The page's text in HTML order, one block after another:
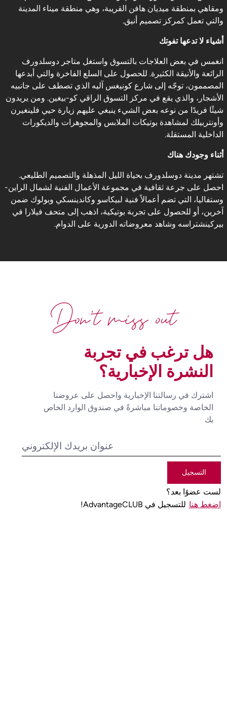
ومقاهي بمنطقة ميديان هافن القريبة، وهي منطقة ميناء المدينة
والتي تعمل كمركز تصميم أنيق.
أشياء لا تدعها تفوتك
انغمس في بعض العلاجات بالتسوق واستغل متاجر دوسلدورف
الرائعة والأنيقة الكثيرة. للحصول على السلع الفاخرة والتي أبدعها
المصممون، توجّه إلى شارع كونيغس آليه الذي تصطف على جانبيه
الأشجار، والذي يقع في مركز التسوق الراقي كو-بيغين. ومن يريدون
شيئًا فريدًا من نوعه بعض الشيء ينبغي عليهم زيارة حيي فلينغيرن
وأونتربيلك لمشاهدة بوتيكات الملابس والمجوهرات والديكورات
الداخلية المستقلة.
أثناء وجودك هناك
تشتهر مدينة دوسلدورف بحياة الليل المذهلة والتصميم الطليعي.
احصل على جرعة ثقافية في مجموعة الأعمال الفنية لشمال الراين-
وستفاليا، التي تضم أعمالاً فنية لبيكاسو وكاندينسكي وبولوك ضمن
آخرين، أو للحصول على تجربة بوتيكية، اذهب إلى متحف فيلارا في
بيركينشتراسه وشاهد معروضاته الدورية على الدوام.
هل ترغب في تجربة
النشرة الإخبارية؟
اشترك في رسالتنا الإخبارية واحصل على عروضنا
الخاصة وخصوماتنا مباشرةً في صندوق الوارد الخاص
بك
التسجيل
لست عضوًا بعد؟
اضغط هنا للتسجيل في AdvantageCLUB!
Don't miss out